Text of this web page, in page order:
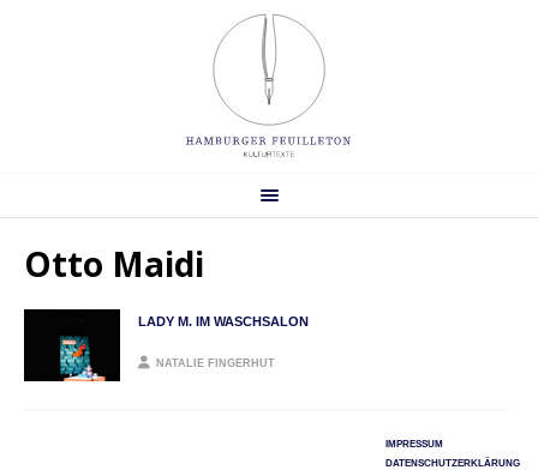
Otto Maidi
LADY M. IM WASCHSALON
NATALIE FINGERHUT
IMPRESSUM
DATENSCHUTZERKLÄRUNG